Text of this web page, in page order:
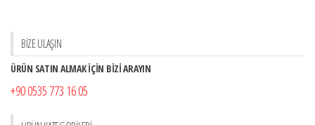
BİZE ULAŞIN
ÜRÜN SATIN ALMAK İÇİN BİZİ ARAYIN
+90 0535 773 16 05